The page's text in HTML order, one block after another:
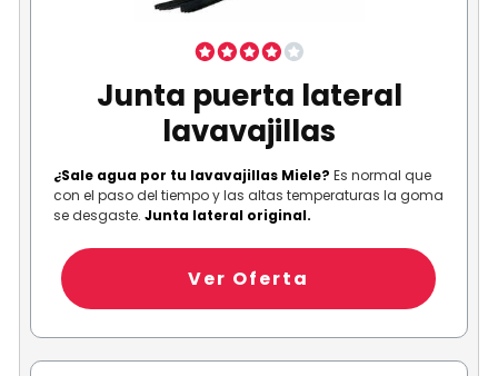
Junta puerta lateral
lavavajillas
¿Sale agua por tu lavavajillas Miele? Es normal que
con el paso del tiempo y las altas temperaturas la goma
se desgaste. Junta lateral original.
Ver Oferta